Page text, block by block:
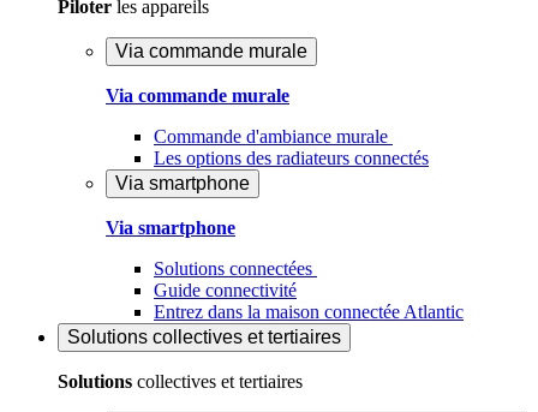
Piloter les appareils
Via commande murale
Via commande murale
Commande d'ambiance murale
Les options des radiateurs connectés
Via smartphone
Via smartphone
Solutions connectées
Guide connectivité
Entrez dans la maison connectée Atlantic
Solutions collectives et tertiaires
Solutions collectives et tertiaires